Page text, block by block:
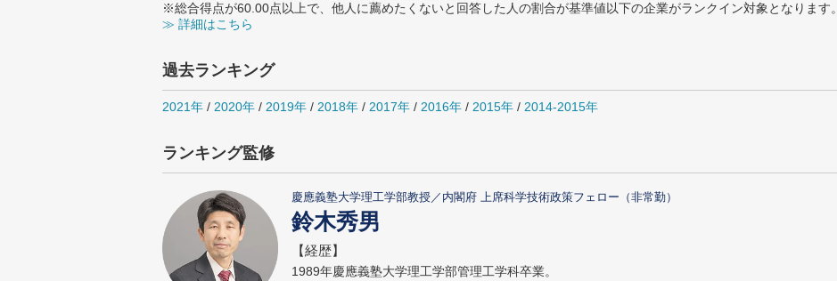
※総合得点が60.00点以上で、他人に薦めたくないと回答した人の割合が基準値以下の企業がランクイン対象となります。
≫ 詳細はこちら
過去ランキング
2021年 / 2020年 / 2019年 / 2018年 / 2017年 / 2016年 / 2015年 / 2014-2015年
ランキング監修
慶應義塾大学理工学部教授／内閣府 上席科学技術政策フェロー（非常勤）
鈴木秀男
【経歴】
1989年慶應義塾大学理工学部管理工学科卒業。